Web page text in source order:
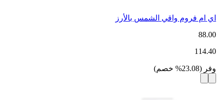
اي ام فروم واقي الشمس بالأرز
88.00
114.40
وفر (
23.08
% خصم)